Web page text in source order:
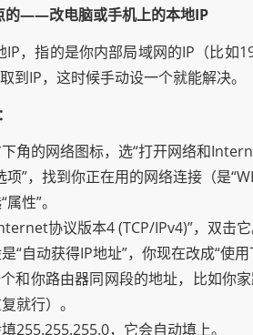
的——改电脑或手机上的本地IP
，指的是你内部局域网的IP（比如
到IP，这时候手动设一个就能解决。
角的网络图标，选“打开网络和
项”，找到你正在用的网络连接（是
性”。
协议版本4 (TCP/IPv4)”，双击
“自动获得IP地址”，你现在改成“使
和你路由器同网段的地址，比如你
就行）。
255.255.255.0，它会自动填上。